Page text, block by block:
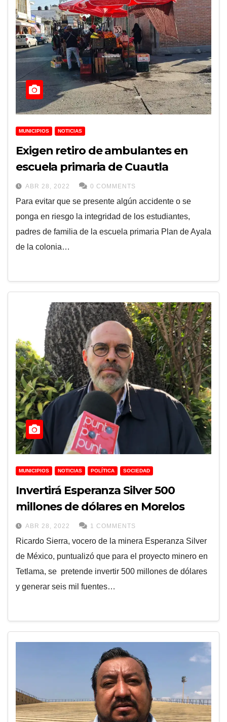
MUNICIPIOS NOTICIAS
Exigen retiro de ambulantes en
escuela primaria de Cuautla
ABR 28, 2022 0 COMMENTS
Para evitar que se presente algún accidente o se
ponga en riesgo la integridad de los estudiantes,
padres de familia de la escuela primaria Plan de Ayala
de la colonia…
MUNICIPIOS NOTICIAS POLÍTICA SOCIEDAD
Invertirá Esperanza Silver 500
millones de dólares en Morelos
ABR 28, 2022 1 COMMENTS
Ricardo Sierra, vocero de la minera Esperanza Silver
de México, puntualizó que para el proyecto minero en
Tetlama, se pretende invertir 500 millones de dólares
y generar seis mil fuentes…